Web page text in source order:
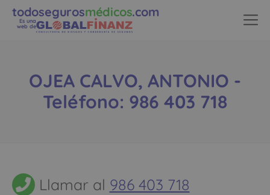
todosegurosmédicos.com
Es una
web de
OJEA CALVO, ANTONIO -
Teléfono: 986 403 718
Llamar al 986 403 718